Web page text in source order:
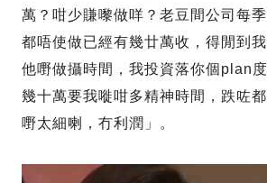
萬？咁少賺嚟做咩？老豆間公司每
都唔使做已經有幾廿萬收，得閒到
他嘢做攝時間，我投資落你個plan
幾十萬要我嘥咁多精神時間，跌咗
嘢太細喇，冇利潤」。